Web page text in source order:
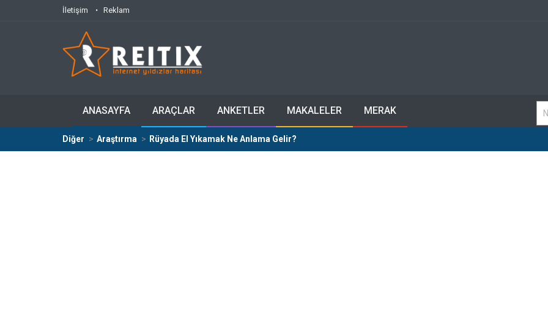
İletişim Reklam
ANASAYFA ARAÇLAR ANKETLER MAKALELER MERAK
Diğer Araştırma Rüyada El Yıkamak Ne Anlama Gelir?